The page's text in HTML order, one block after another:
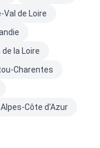
Val de Loire
de la Loire
Charentes
Côte d'Azur